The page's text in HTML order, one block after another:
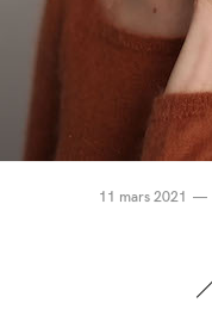
11 mars 2021